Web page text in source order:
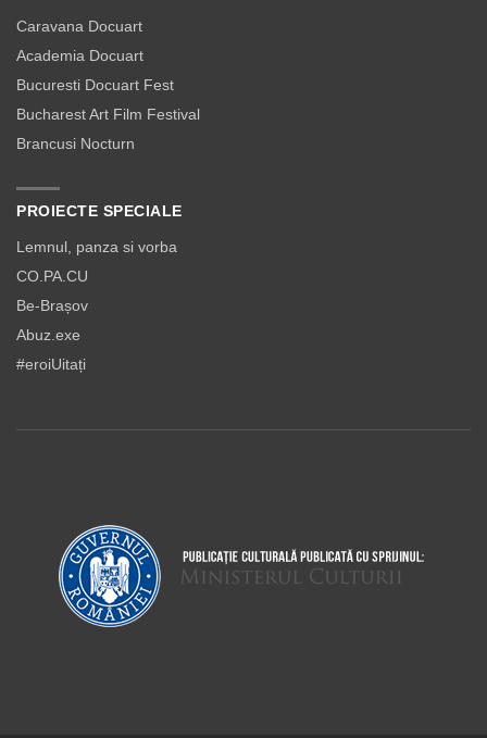
Caravana Docuart
Academia Docuart
Bucuresti Docuart Fest
Bucharest Art Film Festival
Brancusi Nocturn
PROIECTE SPECIALE
Lemnul, panza si vorba
CO.PA.CU
Be-Brașov
Abuz.exe
#eroiUitați